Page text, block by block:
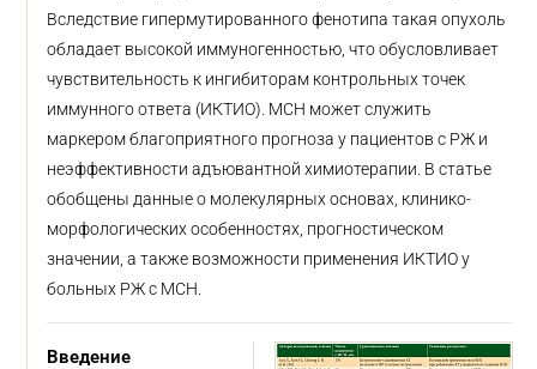
Вследствие гипермутированного фенотипа такая опухоль
обладает высокой иммуногенностью, что обусловливает
чувствительность к ингибиторам контрольных точек
иммунного ответа (ИКТИО). МСН может служить
маркером благоприятного прогноза у пациентов с РЖ и
неэффективности адъювантной химиотерапии. В статье
обобщены данные о молекулярных основах, клинико-
морфологических особенностях, прогностическом
значении, а также возможности применения ИКТИО у
больных РЖ с МСН.
Введение